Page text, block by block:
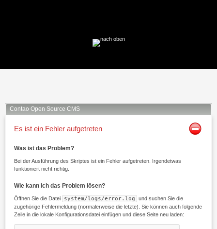
Contao Open Source CMS
Es ist ein Fehler aufgetreten
Was ist das Problem?
Bei der Ausführung des Skriptes ist ein Fehler aufgetreten. Irgendetwas
funktioniert nicht richtig.
Wie kann ich das Problem lösen?
Öffnen Sie die Datei system/logs/error.log
und suchen Sie die
zugehörige Fehlermeldung (normalerweise die letzte). Sie können auch folgende
Zeile in die lokale Konfigurationsdatei einfügen und diese Seite neu laden: